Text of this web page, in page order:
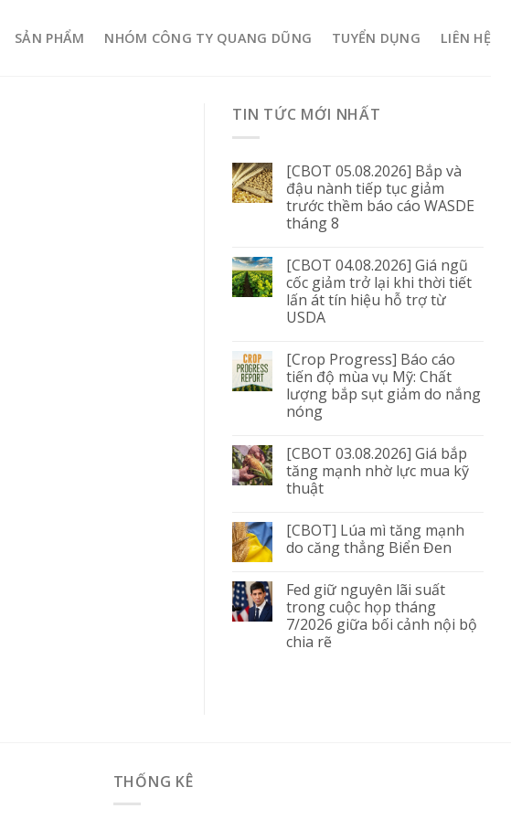
SẢN PHẨM NHÓM CÔNG TY QUANG DŨNG TUYỂN DỤNG LIÊN HỆ
TIN TỨC MỚI NHẤT
[CBOT 05.08.2026] Bắp và
đậu nành tiếp tục giảm
trước thềm báo cáo WASDE
tháng 8
[CBOT 04.08.2026] Giá ngũ
cốc giảm trở lại khi thời tiết
lấn át tín hiệu hỗ trợ từ
USDA
[Crop Progress] Báo cáo
tiến độ mùa vụ Mỹ: Chất
lượng bắp sụt giảm do nắng
nóng
[CBOT 03.08.2026] Giá bắp
tăng mạnh nhờ lực mua kỹ
thuật
[CBOT] Lúa mì tăng mạnh
do căng thẳng Biển Đen
Fed giữ nguyên lãi suất
trong cuộc họp tháng
7/2026 giữa bối cảnh nội bộ
chia rẽ
THỐNG KÊ